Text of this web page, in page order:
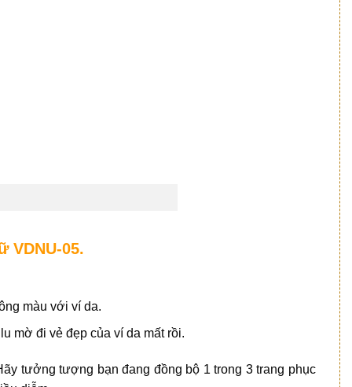
VDNU-05.
màu với ví da.
mờ đi vẻ đẹp của ví da mất rồi.
tưởng tượng bạn đang đồng bộ 1 trong 3 trang phục